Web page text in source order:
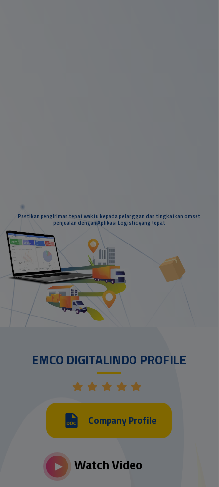
Pastikan pengiriman tepat waktu kepada pelanggan dan tingkatkan omset
penjualan dengan Aplikasi Logistic yang tepat
EMCO DIGITALINDO PROFILE
Company Profile
Watch Video